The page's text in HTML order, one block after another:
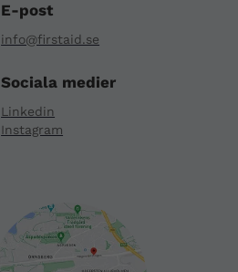
E-post
info@firstaid.se
Sociala medier
Linkedin
Instagram